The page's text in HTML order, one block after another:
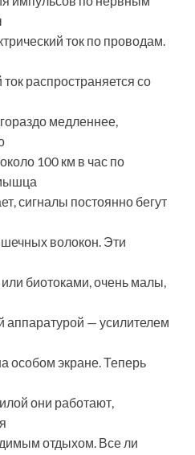
ток по проводам.
распространяется со
медленнее,
100 км в час по
сигналы постоянно бегут
волокон. Эти
биотоками, очень малы,
аппаратурой — усилителем
особом экране. Теперь
они работают,
отдыхом. Все ли